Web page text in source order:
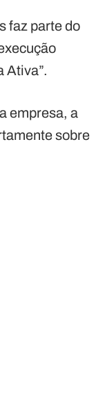
faz parte do
Ativa”.
empresa, a
sobre